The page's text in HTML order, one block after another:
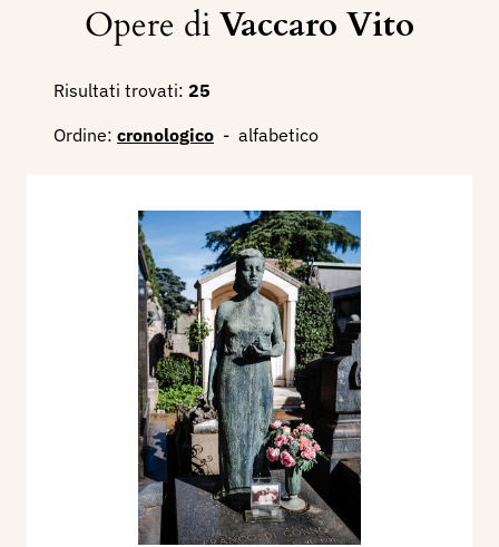
Opere diVaccaro Vito
Risultati trovati: 25
Ordine: cronologico - alfabetico